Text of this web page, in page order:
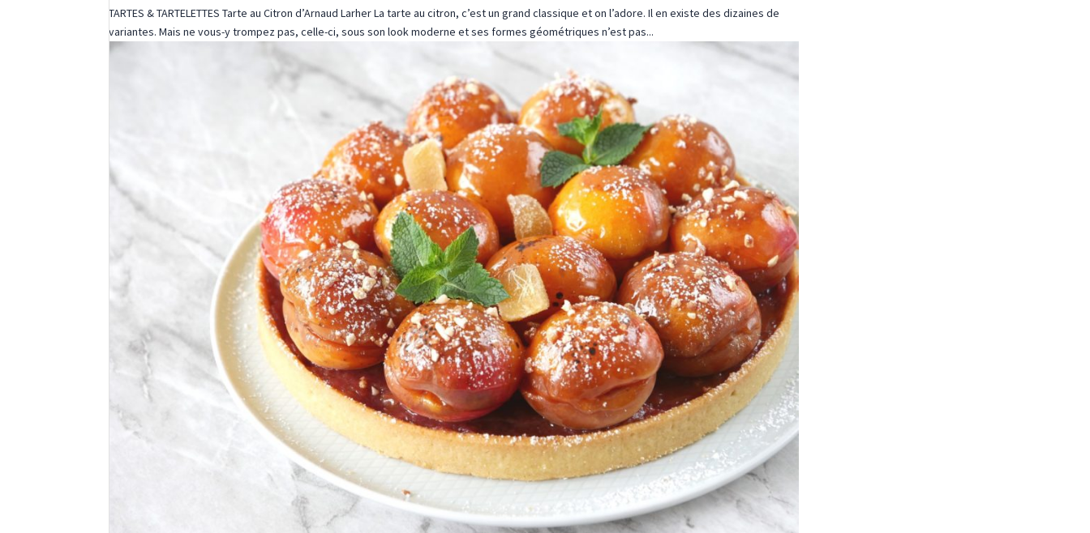
TARTES & TARTELETTES Tarte au Citron d’Arnaud Larher La tarte au citron, c’est un grand classique et on l’adore. Il en existe des dizaines de
variantes. Mais ne vous-y trompez pas, celle-ci, sous son look moderne et ses formes géométriques n’est pas...